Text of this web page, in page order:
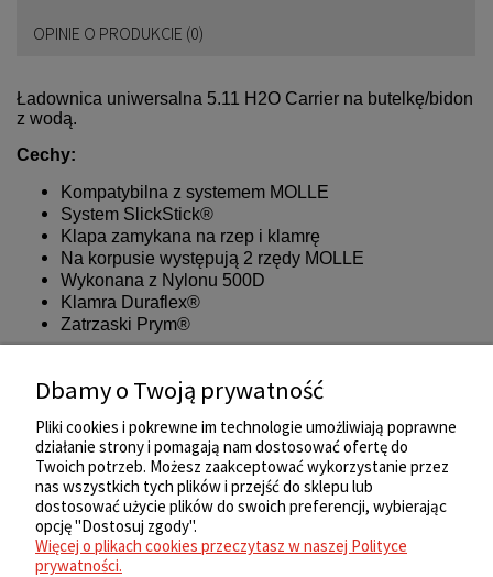
OPINIE O PRODUKCIE (0)
Ładownica uniwersalna 5.11 H2O Carrier na butelkę/bidon
z wodą.
Cechy:
Kompatybilna z systemem MOLLE
System SlickStick®
Klapa zamykana na rzep i klamrę
Na korpusie występują 2 rzędy MOLLE
Wykonana z Nylonu 500D
Klamra Duraflex®
Zatrzaski Prym®
Kolor:Black (019)
ZAKUPY
REGULAMIN
Dbamy o Twoją prywatność
Pliki cookies i pokrewne im technologie umożliwiają poprawne
działanie strony i pomagają nam dostosować ofertę do
Twoich potrzeb. Możesz zaakceptować wykorzystanie przez
nas wszystkich tych plików i przejść do sklepu lub
dostosować użycie plików do swoich preferencji, wybierając
opcję "Dostosuj zgody".
Więcej o plikach cookies przeczytasz w naszej Polityce
prywatności.